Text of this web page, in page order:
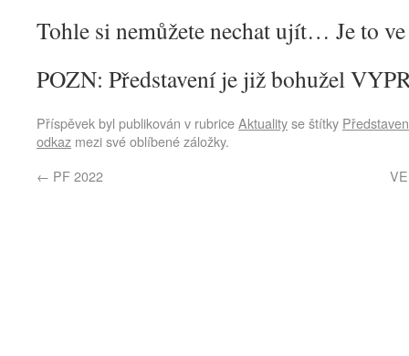
Tohle si nemůžete nechat ujít… Je to
POZN: Představení je již bohužel
Příspěvek byl publikován v rubriceAktualityse štítky
odkaz mezi své oblíbené záložky.
← PF 2022